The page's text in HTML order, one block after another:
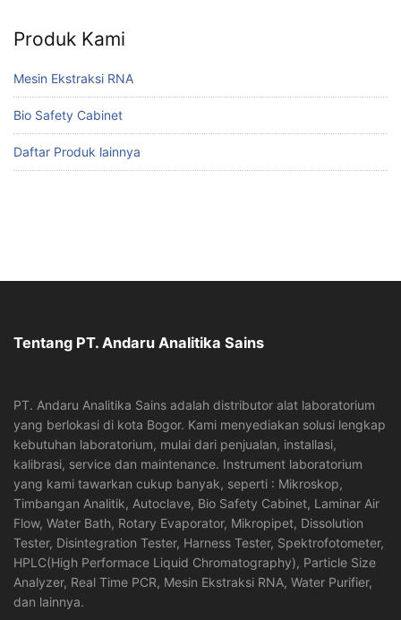
Produk Kami
Mesin Ekstraksi RNA
Bio Safety Cabinet
Daftar Produk lainnya
Tentang PT. Andaru Analitika Sains
PT. Andaru Analitika Sains adalah distributor alat laboratorium
yang berlokasi di kota Bogor. Kami menyediakan solusi lengkap
kebutuhan laboratorium, mulai dari penjualan, installasi,
kalibrasi, service dan maintenance. Instrument laboratorium
yang kami tawarkan cukup banyak, seperti : Mikroskop,
Timbangan Analitik, Autoclave, Bio Safety Cabinet, Laminar Air
Flow, Water Bath, Rotary Evaporator, Mikropipet, Dissolution
Tester, Disintegration Tester, Harness Tester, Spektrofotometer,
HPLC(High Performace Liquid Chromatography), Particle Size
Analyzer, Real Time PCR, Mesin Ekstraksi RNA, Water Purifier,
dan lainnya.